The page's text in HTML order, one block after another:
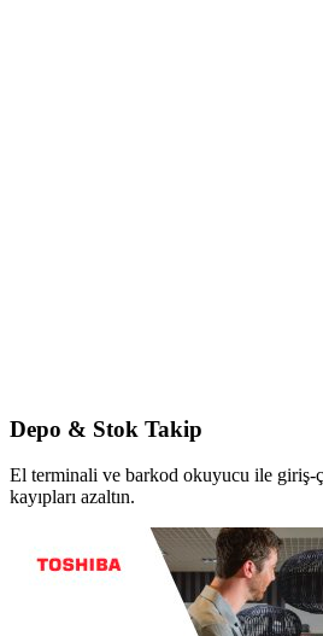
Depo & Stok Takip
El terminali ve barkod okuyucu ile giriş-
kayıpları azaltın.